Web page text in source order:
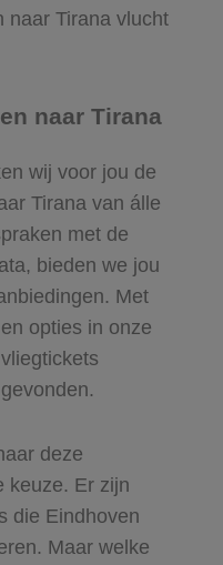
naar Tirana vlucht
naar Tirana
wij voor jou de
Tirana van álle
met de
bieden we jou
Met
opties in onze
deze
keuze. Er zijn
die Eindhoven
Maar welke